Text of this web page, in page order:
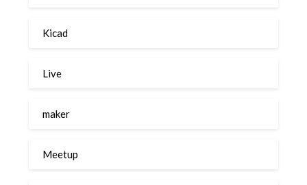
Kicad
Live
maker
Meetup